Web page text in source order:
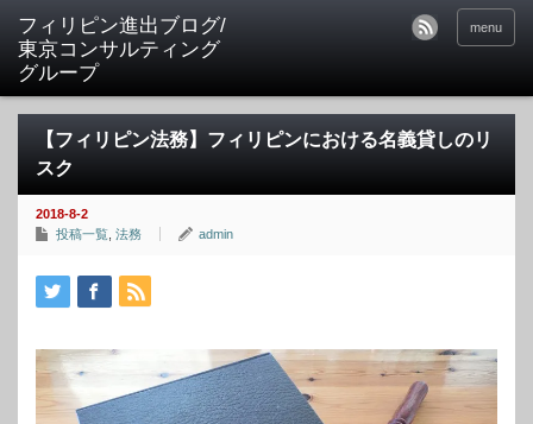
フィリピン進出ブログ/
東京コンサルティング
グループ
menu
【フィリピン法務】フィリピンにおける名義貸しのリ
スク
2018-8-2
投稿一覧 法務 admin